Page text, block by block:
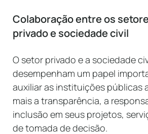
Colaboração entre os
privado e sociedade civil
O setor privado e a sociedade
desempenham um papel
auxiliar as instituições públicas
mais a transparência, a
inclusão em seus projetos,
de tomada de decisão.